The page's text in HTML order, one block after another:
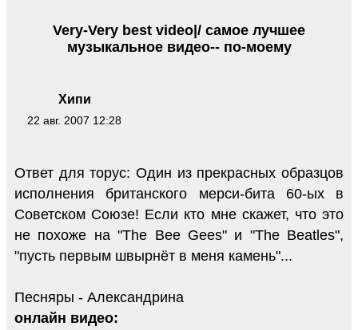
Хипи
22 авг. 2007 12:28
Very-Very best video|/ самое лучшее
музыкальное видео-- по-моему
Ответ для торус: Один из прекрасных образцов
исполнения британского мерси-бита 60-ых в
Советском Союзе! Если кто мне скажет, что это
не похоже на "The Bee Gees" и "The Beatles",
"пусть первым швырнёт в меня камень"...
Песняры - Александрина
онлайн видео: